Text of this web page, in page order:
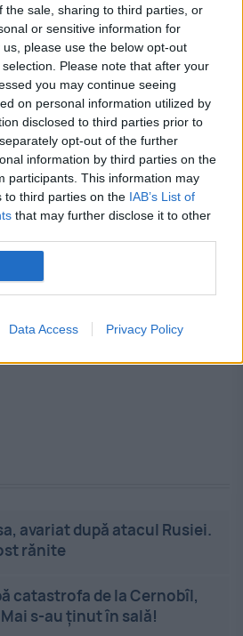
the sale, sharing to third parties, or
or sensitive information for
please use the below opt-out
Please note that after your
you may continue seeing
on personal information utilized by
disclosed to third parties prior to
opt-out of the further
information by third parties on the
participants. This information may
to third parties on the IAB’s List of
that may further disclose it to other
Data Access Privacy Policy
Moldovei. Află
vorba
Ponta a semnat joi
nerambursabil în
milioane de euro care a
avariat după atacul Rusiei.
rănite
catastrofa de la Cernobîl,
s-au ținut în sală!